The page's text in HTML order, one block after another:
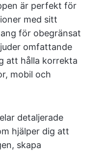
är perfekt för
med sitt
för obegränsat
omfattande
att hålla korrekta
mobil och
detaljerade
hjälper dig att
skapa